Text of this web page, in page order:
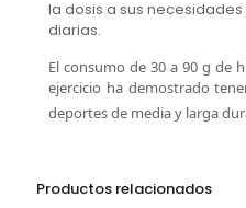
la dosis a sus
diarias.
El consumo de 30 a 90 g de
ejercicio ha demostrado
deportes de media y larga
Productos relacionados